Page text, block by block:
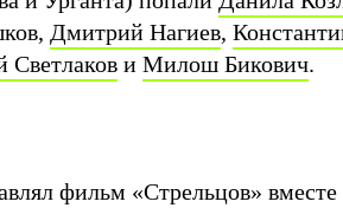
Дмитрий Нагиев,
Светлаков и Милош Бикович.
фильм «Стрельцов» вместе